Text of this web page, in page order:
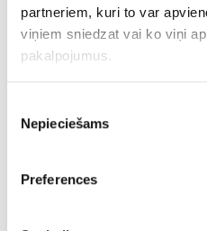
partneriem, kuri to var
viņiem sniedzat vai ko viņi
pakalpojumus.
izvēle
Nepieciešams
Preferences
— Hapoel Tel Aviv BC
2024